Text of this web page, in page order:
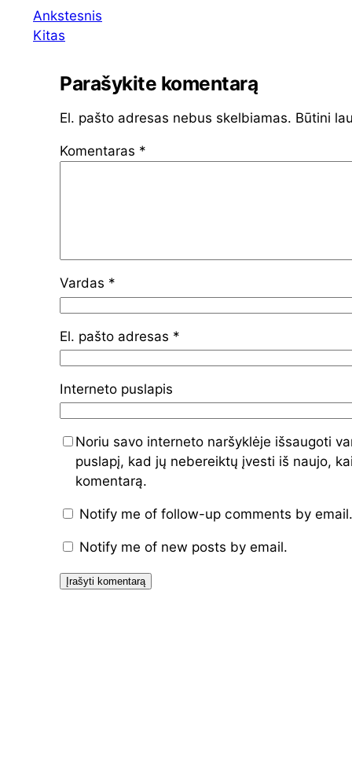
Ankstesnis
Kitas
Parašykite komentarą
El. pašto adresas nebus skelbiamas. Būtini
Komentaras *
Vardas *
El. pašto adresas *
Interneto puslapis
Noriu savo interneto naršyklėje išsaugoti
puslapį, kad jų nebereiktų įvesti iš naujo,
komentarą.
Notify me of follow-up comments by email.
Notify me of new posts by email.